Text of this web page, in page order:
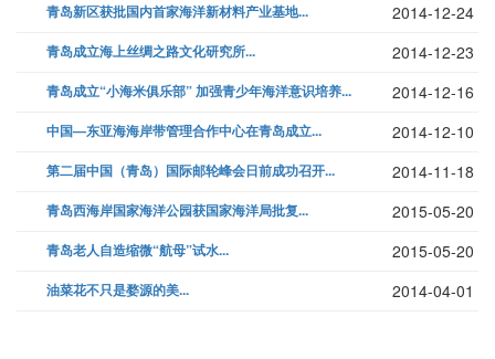
青岛新区获批国内首家海洋新材料产业基地... 2014-12-24
青岛成立海上丝绸之路文化研究所... 2014-12-23
青岛成立“小海米俱乐部” 加强青少年海洋意识培养... 2014-12-16
中国—东亚海海岸带管理合作中心在青岛成立... 2014-12-10
第二届中国（青岛）国际邮轮峰会日前成功召开... 2014-11-18
青岛西海岸国家海洋公园获国家海洋局批复... 2015-05-20
青岛老人自造缩微“航母”试水... 2015-05-20
油菜花不只是婺源的美... 2014-04-01